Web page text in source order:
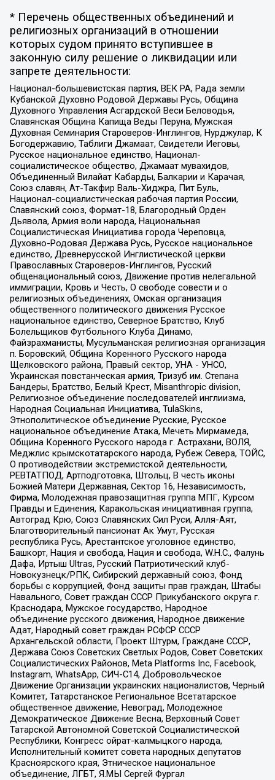
* Перечень общественных объединений и
религиозных организаций в отношении
которых судом принято вступившее в
законную силу решение о ликвидации или
запрете деятельности:
Национал-большевистская партия, ВЕК РА, Рада земли
Кубанской Духовно Родовой Державы Русь, Община
Духовного Управления Асгардской Веси Беловодья,
Славянская Община Капища Веды Перуна, Мужская
Духовная Семинария Староверов-Инглингов, Нурджулар, К
Богодержавию, Таблиги Джамаат, Свидетели Иеговы,
Русское национальное единство, Национал-
социалистическое общество, Джамаат мувахидов,
Объединенный Вилайат Кабарды, Балкарии и Карачая,
Союз славян, Ат-Такфир Валь-Хиджра, Пит Буль,
Национал-социалистическая рабочая партия России,
Славянский союз, Формат-18, Благородный Орден
Дьявола, Армия воли народа, Национальная
Социалистическая Инициатива города Череповца,
Духовно-Родовая Держава Русь, Русское национальное
единство, Древнерусской Инглистической церкви
Православных Староверов-Инглингов, Русский
общенациональный союз, Движение против нелегальной
иммиграции, Кровь и Честь, О свободе совести и о
религиозных объединениях, Омская организация
общественного политического движения Русское
национальное единство, Северное Братство, Клуб
Болельщиков Футбольного Клуба Динамо,
Файзрахманисты, Мусульманская религиозная организация
п. Боровский, Община Коренного Русского народа
Щелковского района, Правый сектор, УНА - УНСО,
Украинская повстанческая армия, Тризуб им. Степана
Бандеры, Братство, Белый Крест, Misanthropic division,
Религиозное объединение последователей инглиизма,
Народная Социальная Инициатива, TulaSkins,
Этнополитическое объединение Русские, Русское
национальное объединение Атака, Мечеть Мирмамеда,
Община Коренного Русского народа г. Астрахани, ВОЛЯ,
Меджлис крымскотатарского народа, Рубеж Севера, ТОЙС,
О противодействии экстремистской деятельности,
РЕВТАТПОД, Артподготовка, Штольц, В честь иконы
Божией Матери Державная, Сектор 16, Независимость,
Фирма, Молодежная правозащитная группа МПГ, Курсом
Правды и Единения, Каракольская инициативная группа,
Автоград Крю, Союз Славянских Сил Руси, Алля-Аят,
Благотворительный пансионат Ак Умут, Русская
республика Русь, Арестантское уголовное единство,
Башкорт, Нация и свобода, Нация и свобода, W.H.С., Фалунь
Дафа, Иртыш Ultras, Русский Патриотический клуб-
Новокузнецк/РПК, Сибирский державный союз, Фонд
борьбы с коррупцией, Фонд защиты прав граждан, Штабы
Навального, Совет граждан СССР Прикубанского округа г.
Краснодара, Мужское государство, Народное
объединение русского движения, Народное движение
Адат, Народный совет граждан РСФСР СССР
Архангельской области, Проект Штурм, Граждане СССР,
Держава Союз Советских Светлых Родов, Совет Советских
Социалистических Районов, Meta Platforms Inc, Facebook,
Instagram, WhatsApp, СИЧ-С14, Добровольческое
Движение Организации украинских националистов, Черный
Комитет, Татарстанское Региональное Всетатарское
общественное движение, Невоград, Молодежное
Демократическое Движение Весна, Верховный Совет
Татарской Автономной Советской Социалистической
Республики, Конгресс ойрат-калмыцкого народа,
Исполнительный комитет совета народных депутатов
Красноярского края, Этническое национальное
объединение, ЛГБТ, Я.МЫ Сергей Фургал